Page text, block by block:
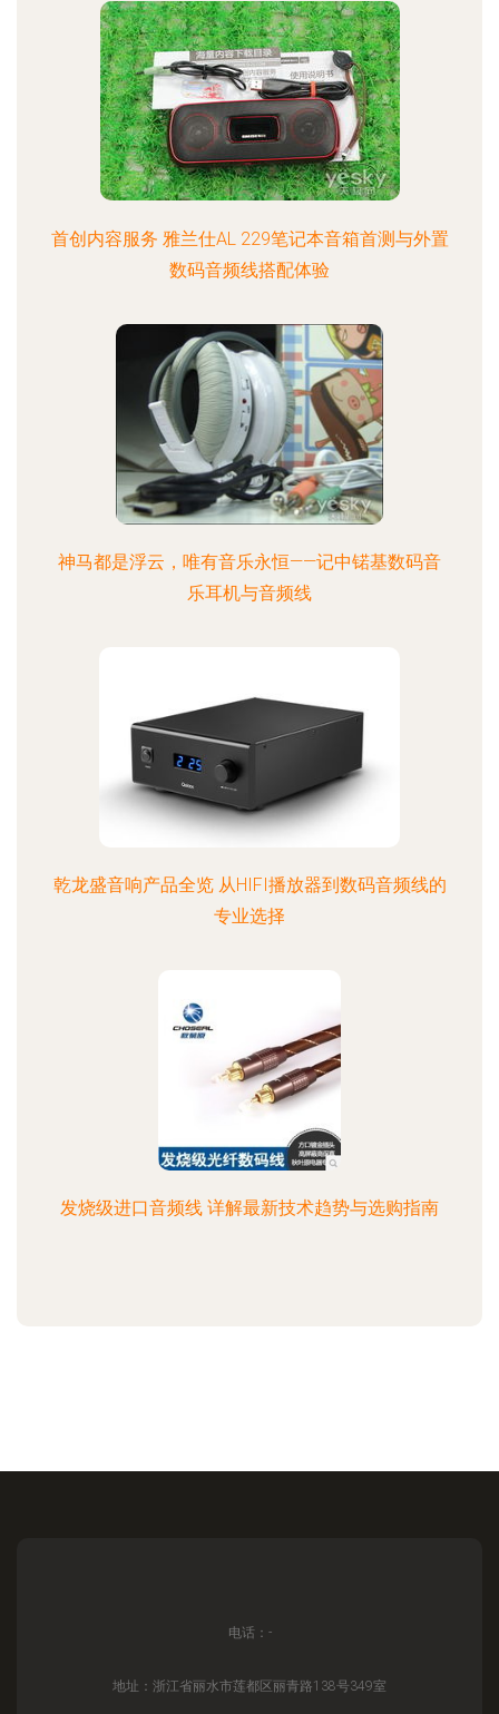
首创内容服务 雅兰仕AL 229笔记本音箱首测与外置
数码音频线搭配体验
神马都是浮云，唯有音乐永恒——记中锘基数码音
乐耳机与音频线
乾龙盛音响产品全览 从HIFI播放器到数码音频线的
专业选择
发烧级进口音频线 详解最新技术趋势与选购指南
电话：-
地址：浙江省丽水市莲都区丽青路138号349室